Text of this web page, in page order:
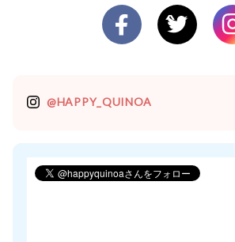
@HAPPY_QUINOA